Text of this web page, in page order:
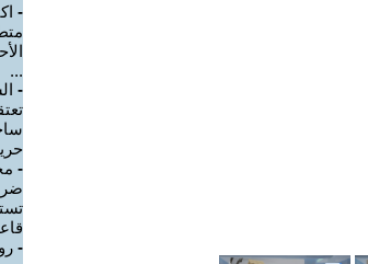
-
...
-
-
-